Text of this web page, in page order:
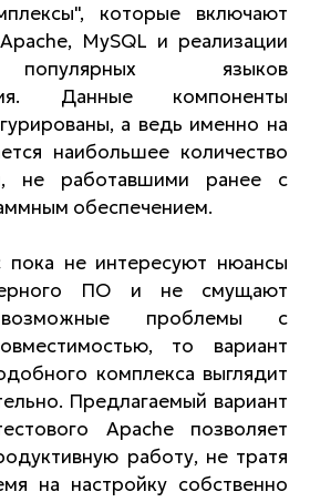
которые включают
MySQL и реализации
языков
Данные компоненты
а ведь именно на
наибольшее количество
не работавшими ранее с
обеспечением.
пока не интересуют нюансы
ПО и не смущают
возможные проблемы с
то вариант
комплекса выглядит
Предлагаемый вариант
Apache позволяет
работу, не тратя
на настройку собственно